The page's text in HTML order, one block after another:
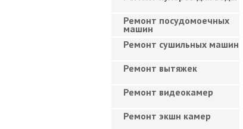
Ремонт посудомоечных
машин
Ремонт сушильных машин
Ремонт вытяжек
Ремонт видеокамер
Ремонт экшн камер